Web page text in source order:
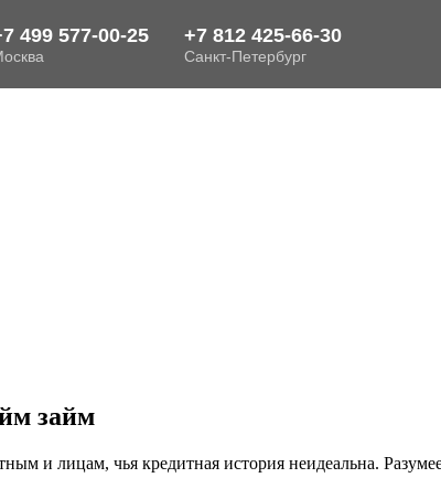
займ
и лицам, чья кредитная история неидеальна.